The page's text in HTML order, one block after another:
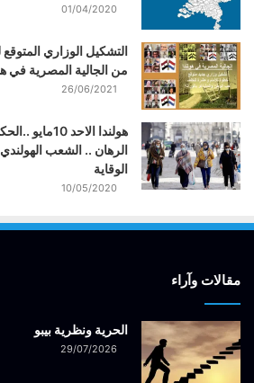
01/04/2020
التشكيل الوزاري
من الجالية المصرية في
26/06/2021
هولندا الاحد
الرهان .. الشعب
الوقاية
10/05/2020
مقالات وآراء
الحرية ونظرية بيبو
29/07/2026